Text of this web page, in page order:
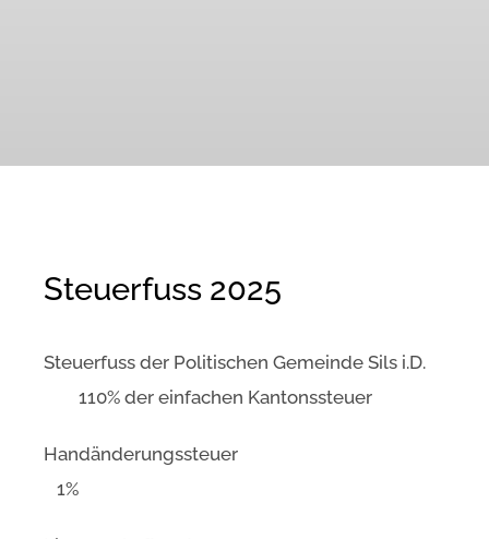
Steuerfuss 2025
Steuerfuss der Politischen Gemeinde Sils i.D.
110% der einfachen Kantonssteuer
Handänderungssteuer
1%